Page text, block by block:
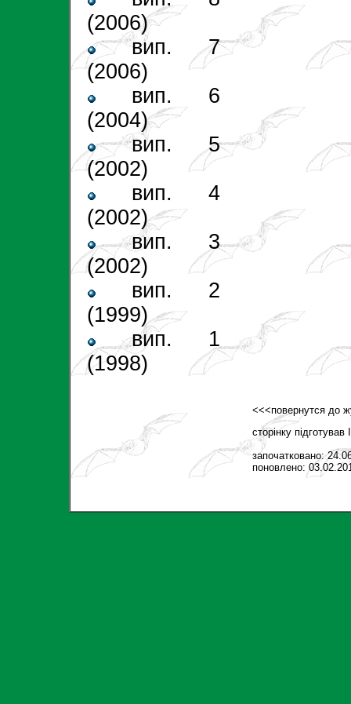
(2006)
вип. 7
(2006)
вип. 6
(2004)
вип. 5
(2002)
вип. 4
(2002)
вип. 3
(2002)
вип. 2
(1999)
вип. 1
(1998)
<<<повернутся до
сторінку підготував
започатковано:
поновлено: